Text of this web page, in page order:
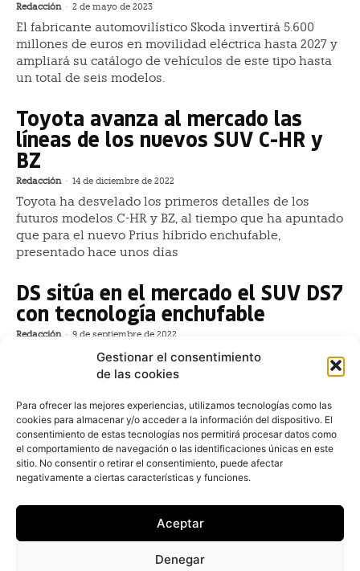
Gestionar el consentimiento
de las cookies
Para ofrecer las mejores experiencias, utilizamos tecnologías como las
cookies para almacenar y/o acceder a la información del dispositivo. El
consentimiento de estas tecnologías nos permitirá procesar datos como
el comportamiento de navegación o las identificaciones únicas en este
sitio. No consentir o retirar el consentimiento, puede afectar
negativamente a ciertas características y funciones.
Aceptar
Denegar
Redacción - 2 de mayo de 2023
El fabricante automovilístico Skoda invertirá 5.600
millones de euros en movilidad eléctrica hasta 2027 y
ampliará su catálogo de vehículos de este tipo hasta
un total de seis modelos.
Toyota avanza al mercado las
líneas de los nuevos SUV C-HR y
BZ
Redacción - 14 de diciembre de 2022
Toyota ha desvelado los primeros detalles de los
futuros modelos C-HR y BZ, al tiempo que ha apuntado
que para el nuevo Prius híbrido enchufable,
presentado hace unos días
DS sitúa en el mercado el SUV DS7
con tecnología enchufable
Redacción - 9 de septiembre de 2022
DS Automobiles ha iniciado la comercialización de la
edición de lanzamiento del nuevo DS 7, denominada
híbrida enchufable y 360 caballos.
Renault introducirá su gama
eléctrica en el mercado latino en
2023
Redacción - 7 de septiembre de 2022
La firma automovilística Renault lanzará la gama E-
Tech, que incluye turismos y vehículos comerciales
totalmente eléctricos en el mercado en América Latina